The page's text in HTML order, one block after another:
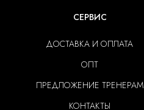
СЕРВИС
ДОСТАВКА И ОПЛАТА
ОПТ
ПРЕДЛОЖЕНИЕ ТРЕНЕРАМ
КОНТАКТЫ